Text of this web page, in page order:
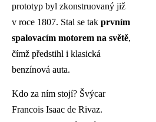
prototyp byl zkonstruovaný již
v roce 1807. Stal se tak prvním
spalovacím motorem na světě,
čímž předstihl i klasická
benzínová auta.
Kdo za ním stojí? Švýcar
Francois Isaac de Rivaz.